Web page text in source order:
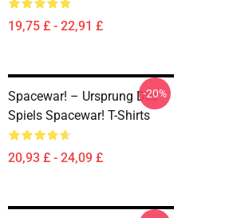
19,75 £ - 22,91 £
Spacewar! – Ursprung Des
Spiels Spacewar! T-Shirts
20,93 £ - 24,09 £
-20%